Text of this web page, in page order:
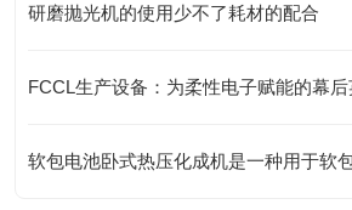
研磨抛光机的使用少不了耗材的配合
FCCL生产设备：为柔性电子赋能的幕